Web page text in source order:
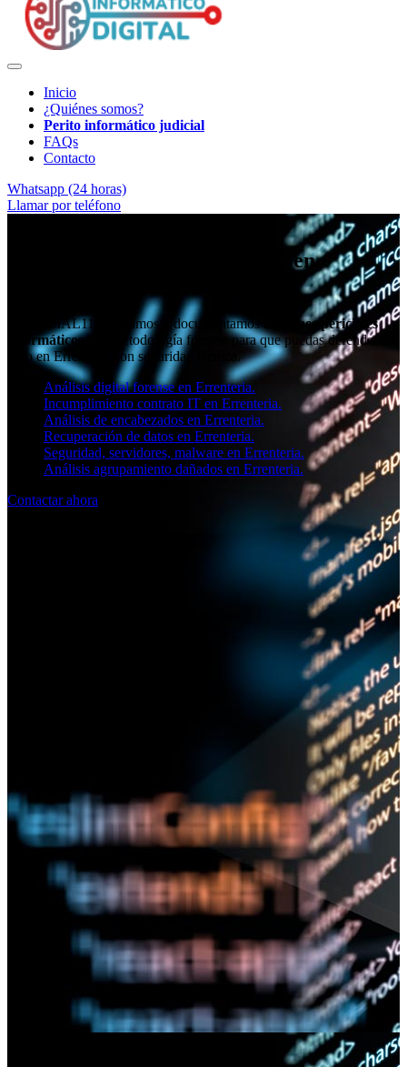
Inicio
¿Quiénes somos?
Perito informático judicial
FAQs
Contacto
Whatsapp (24 horas)
Llamar por teléfono
¿Buscas un perito informático en
En SOCIAL11 realizamos y documentamos
informes periciales
informáticoscon metodología forense para que puedas defender tu
caso en Errenteria con seguridad técnica.
Análisis digital forense en Errenteria.
Incumplimiento contrato IT en Errenteria.
Análisis de encabezados en Errenteria.
Recuperación de datos en Errenteria.
Seguridad, servidores, malware en Errenteria.
Análisis agrupamiento dañados en Errenteria.
Contactar ahora